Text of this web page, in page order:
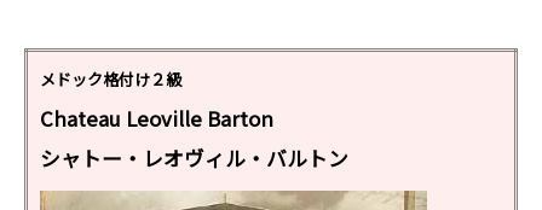
メドック格付け２級
Chateau Leoville Barton
シャトー・レオヴィル・バルトン